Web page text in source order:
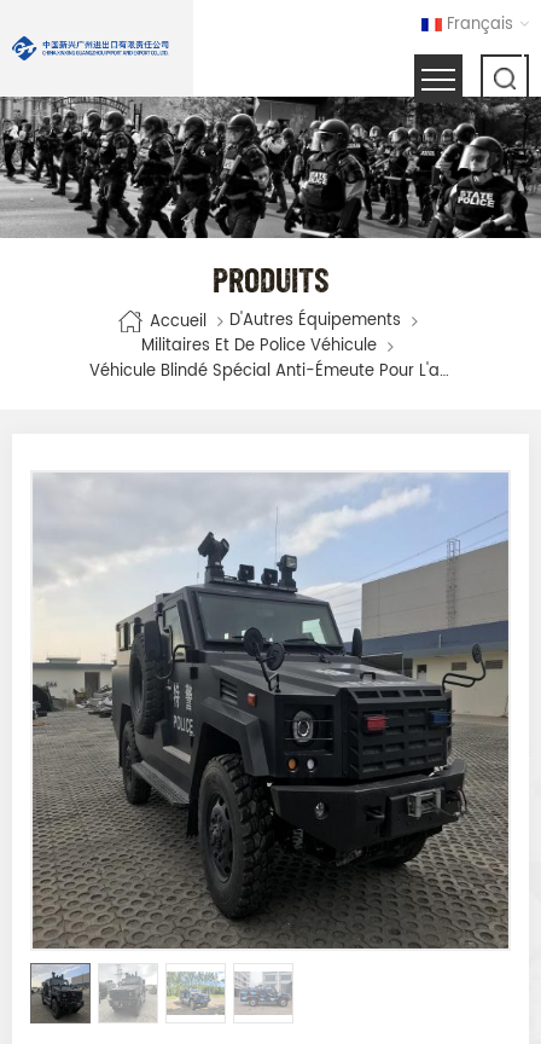
Français
PRODUITS
Accueil
D'Autres Équipements
Militaires Et De Police Véhicule
Véhicule Blindé Spécial Anti-Émeute Pour L'armée Et La Police